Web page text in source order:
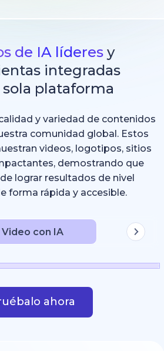
de IA líderes y
integradas
sola plataforma
y variedad de contenidos
comunidad global. Estos
videos, logotipos, sitios
demostrando que
lograr resultados de nivel
forma rápida y accesible.
Video con IA
ahora